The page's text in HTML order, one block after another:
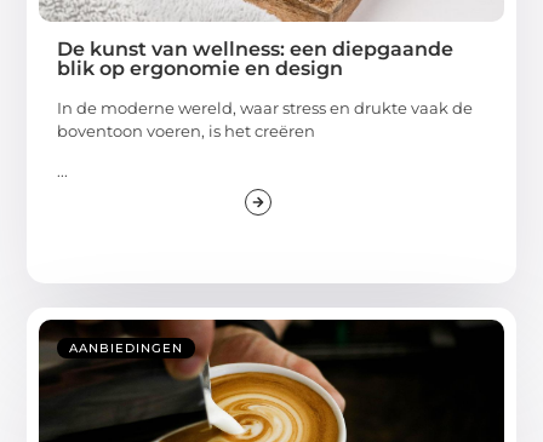
De kunst van wellness: een diepgaande
blik op ergonomie en design
In de moderne wereld, waar stress en drukte vaak de
boventoon voeren, is het creëren
...
AANBIEDINGEN